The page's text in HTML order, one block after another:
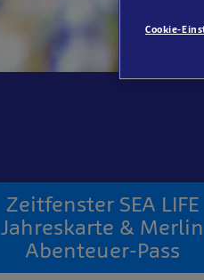
Zeitfenster SEA LIFE
Jahreskarte & Merlin
Abenteuer-Pass
Cookie-